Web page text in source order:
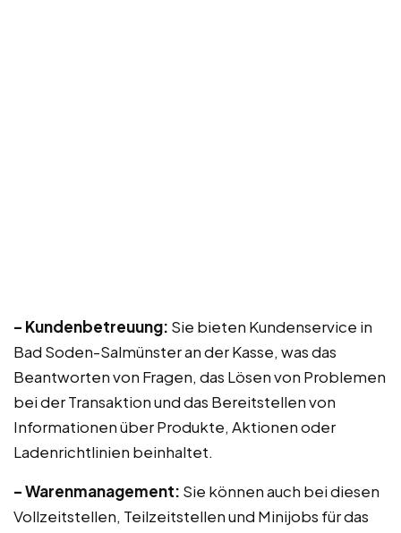
– Kundenbetreuung: Sie bieten Kundenservice in
Bad Soden-Salmünster an der Kasse, was das
Beantworten von Fragen, das Lösen von Problemen
bei der Transaktion und das Bereitstellen von
Informationen über Produkte, Aktionen oder
Ladenrichtlinien beinhaltet.
– Warenmanagement: Sie können auch bei diesen
Vollzeitstellen, Teilzeitstellen und Minijobs für das